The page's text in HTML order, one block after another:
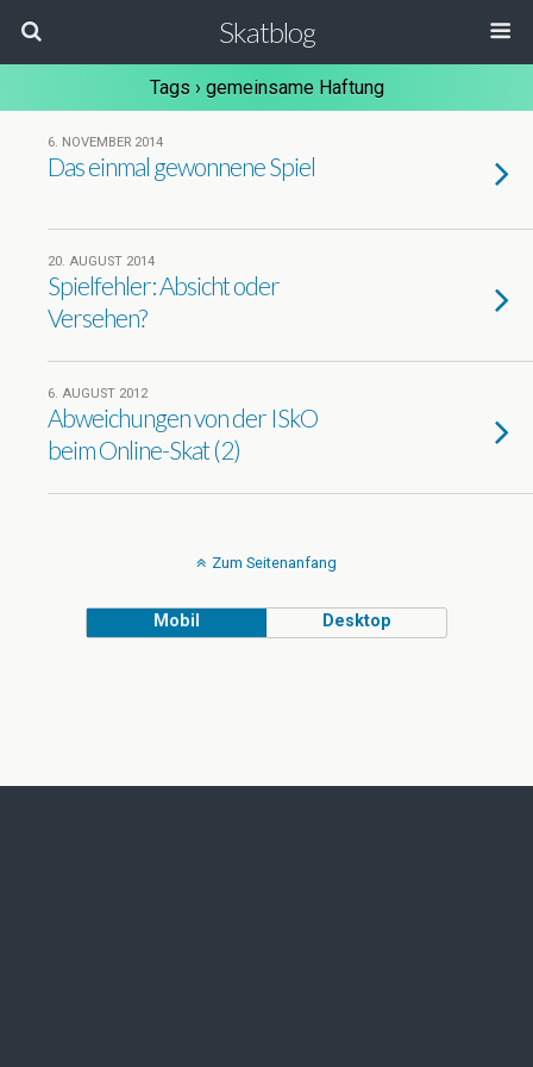
Skatblog
Tags › gemeinsame Haftung
6. NOVEMBER 2014
Das einmal gewonnene Spiel
20. AUGUST 2014
Spielfehler: Absicht oder
Versehen?
6. AUGUST 2012
Abweichungen von der ISkO
beim Online-Skat (2)
Zum Seitenanfang
Mobil Desktop